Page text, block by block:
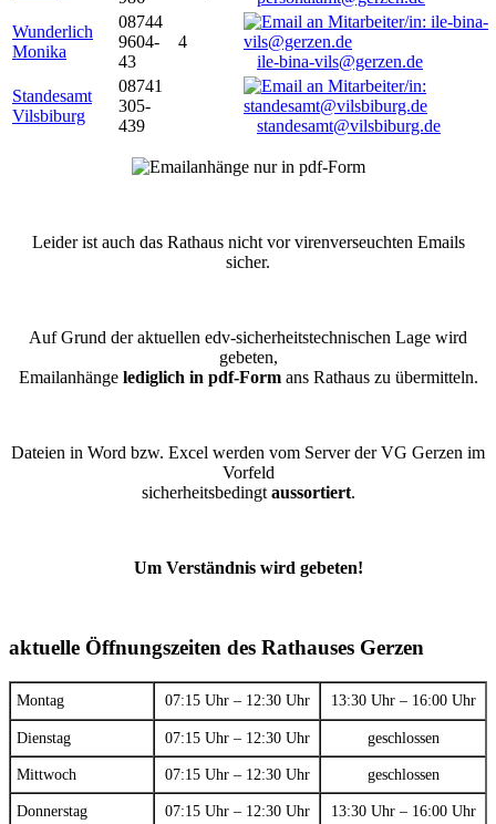
Wunderlich
Monika
08744
9604-
43
4
ile-bina-vils@gerzen.de
Standesamt
Vilsbiburg
08741
305-
439
standesamt@vilsbiburg.de
Leider ist auch das Rathaus nicht vor virenverseuchten Emails
sicher.
Auf Grund der aktuellen edv-sicherheitstechnischen Lage wird
gebeten,
Emailanhänge lediglich in pdf-Formans Rathaus zu übermitteln.
Dateien in Word bzw. Excel werden vom Server der VG Gerzen im
Vorfeld
sicherheitsbedingt aussortiert.
Um Verständnis wird gebeten!
aktuelle Öffnungszeiten des Rathauses Gerzen
Montag 07:15 Uhr – 12:30 Uhr 13:30 Uhr – 16:00 Uhr
Dienstag 07:15 Uhr – 12:30 Uhr geschlossen
Mittwoch 07:15 Uhr – 12:30 Uhr geschlossen
Donnerstag 07:15 Uhr – 12:30 Uhr 13:30 Uhr – 16:00 Uhr